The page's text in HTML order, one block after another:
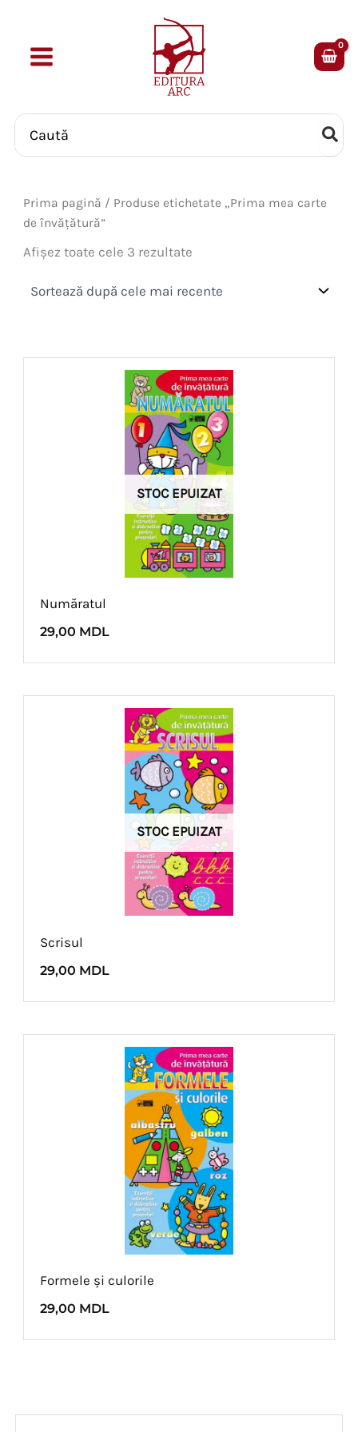
content
Search
for:
Prima pagină / Produse etichetate „Prima mea carte
de învățătură”
Afișez toate cele 3 rezultate
mai
STOC EPUIZAT
Număratul
29,00 MDL
STOC EPUIZAT
Scrisul
29,00 MDL
Formele și culorile
29,00 MDL